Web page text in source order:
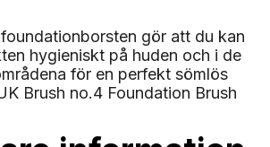
gör att du kan
hygieniskt på huden och i de
för en perfekt sömlös
Brush no.4 Foundation Brush